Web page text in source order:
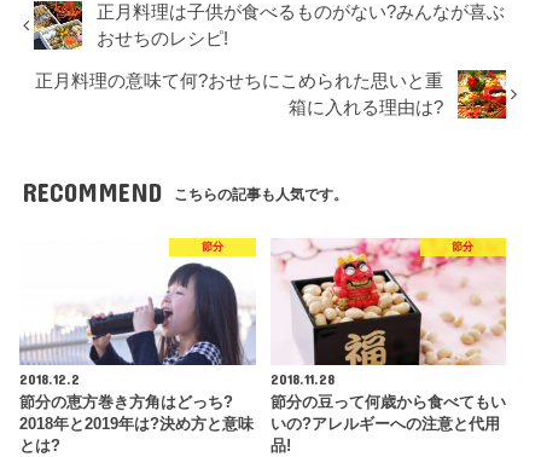
正月料理は子供が食べるものがない?みんなが喜ぶ
おせちのレシピ!
正月料理の意味て何?おせちにこめられた思いと重
箱に入れる理由は?
RECOMMEND こちらの記事も人気です。
節分
2018.12.2
節分の恵方巻き方角はどっち?
2018年と2019年は?決め方と意味
とは?
節分
2018.11.28
節分の豆って何歳から食べてもい
いの?アレルギーへの注意と代用
品!